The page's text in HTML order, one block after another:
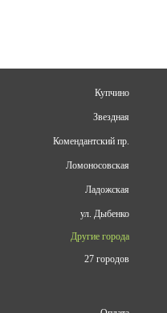
Купчино
Звездная
Комендантский пр.
Ломоносовская
Ладожская
ул. Дыбенко
Другие города
27 городов